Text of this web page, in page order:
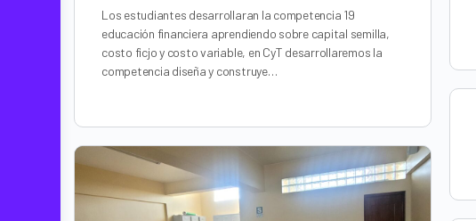
Los estudiantes desarrollaran la competencia 19
educación financiera aprendiendo sobre capital semilla,
costo ficjo y costo variable, en CyT desarrollaremos la
competencia diseña y construye…